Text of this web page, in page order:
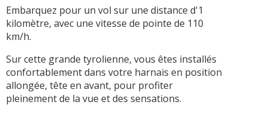
Embarquez pour un vol sur une distance d'1
kilomètre, avec une vitesse de pointe de 110
km/h.
Sur cette grande tyrolienne, vous êtes installés
confortablement dans votre harnais en position
allongée, tête en avant, pour profiter
pleinement de la vue et des sensations.